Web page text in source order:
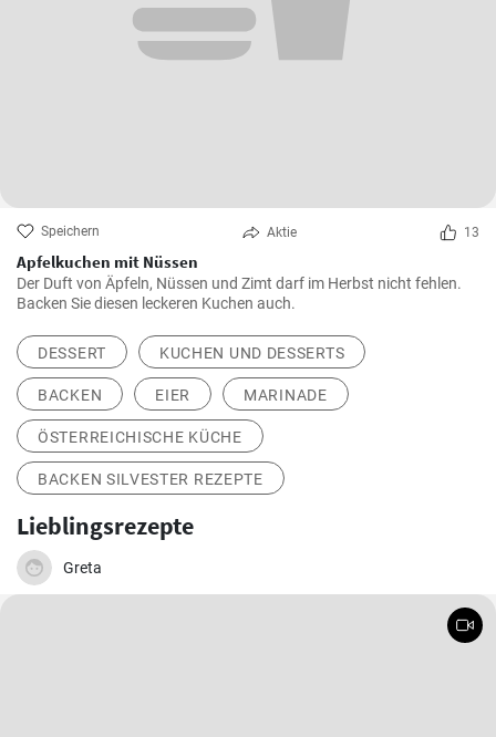
Speichern Aktie 13
Apfelkuchen mit Nüssen
Der Duft von Äpfeln, Nüssen und Zimt darf im Herbst nicht fehlen.
Backen Sie diesen leckeren Kuchen auch.
DESSERT KUCHEN UND DESSERTS
BACKEN EIER MARINADE
ÖSTERREICHISCHE KÜCHE
BACKEN SILVESTER REZEPTE
Lieblingsrezepte
Greta